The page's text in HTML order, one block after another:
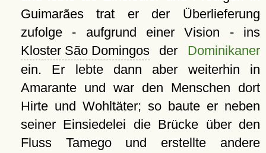
Guimarães trat er der Überlieferung
zufolge - aufgrund einer Vision - ins
Kloster São Domingosder Dominikaner
ein. Er lebte dann aber weiterhin in
Amarante und war den Menschen dort
Hirte und Wohltäter; so baute er neben
seiner Einsiedelei die Brücke über den
Fluss Tamego und erstellte andere